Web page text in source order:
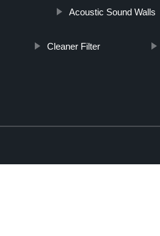
Acoustic Sound Walls
Cleaner Filter